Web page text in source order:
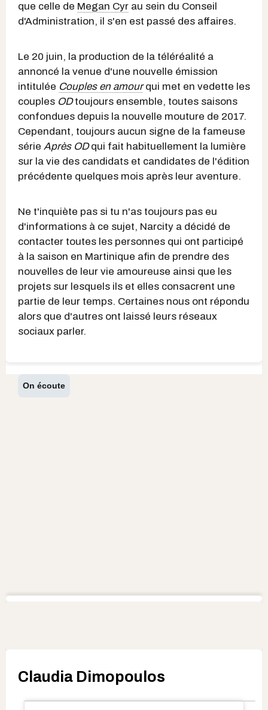
que celle de Megan Cyr au sein du Conseil
d'Administration, il s'en est passé des affaires.
Le 20 juin, la production de la téléréalité a
annoncé la venue d'une nouvelle émission
intitulée Couples en amour qui met en vedette les
couples ODtoujours ensemble, toutes saisons
confondues depuis la nouvelle mouture de 2017.
Cependant, toujours aucun signe de la fameuse
série Après ODqui fait habituellement la lumière
sur la vie des candidats et candidates de l'édition
précédente quelques mois après leur aventure.
Ne t'inquiète pas si tu n'as toujours pas eu
d'informations à ce sujet, Narcity a décidé de
contacter toutes les personnes qui ont participé
à la saison en Martinique afin de prendre des
nouvelles de leur vie amoureuse ainsi que les
projets sur lesquels ils et elles consacrent une
partie de leur temps. Certaines nous ont répondu
alors que d'autres ont laissé leurs réseaux
sociaux parler.
On écoute
Claudia Dimopoulos